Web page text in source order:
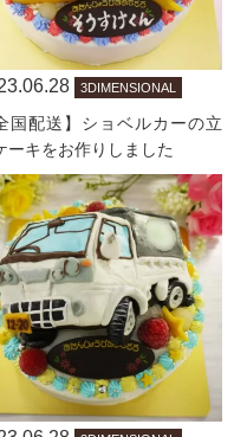
3DIMENSIONAL
国配送】ショベルカーの立
ーキをお作りしました